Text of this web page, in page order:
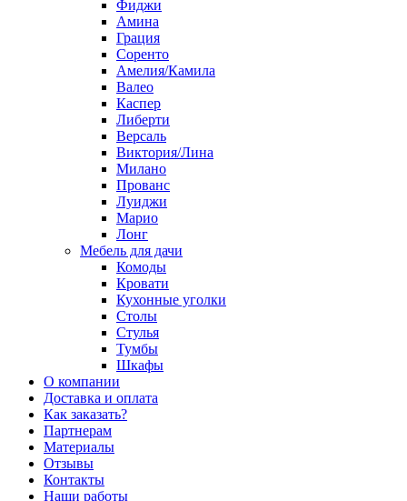
Фиджи
Амина
Грация
Соренто
Амелия/Камила
Валео
Каспер
Либерти
Версаль
Виктория/Лина
Милано
Прованс
Луиджи
Марио
Лонг
Мебель для дачи
Комоды
Кровати
Кухонные уголки
Столы
Стулья
Тумбы
Шкафы
О компании
Доставка и оплата
Как заказать?
Партнерам
Материалы
Отзывы
Контакты
Наши работы